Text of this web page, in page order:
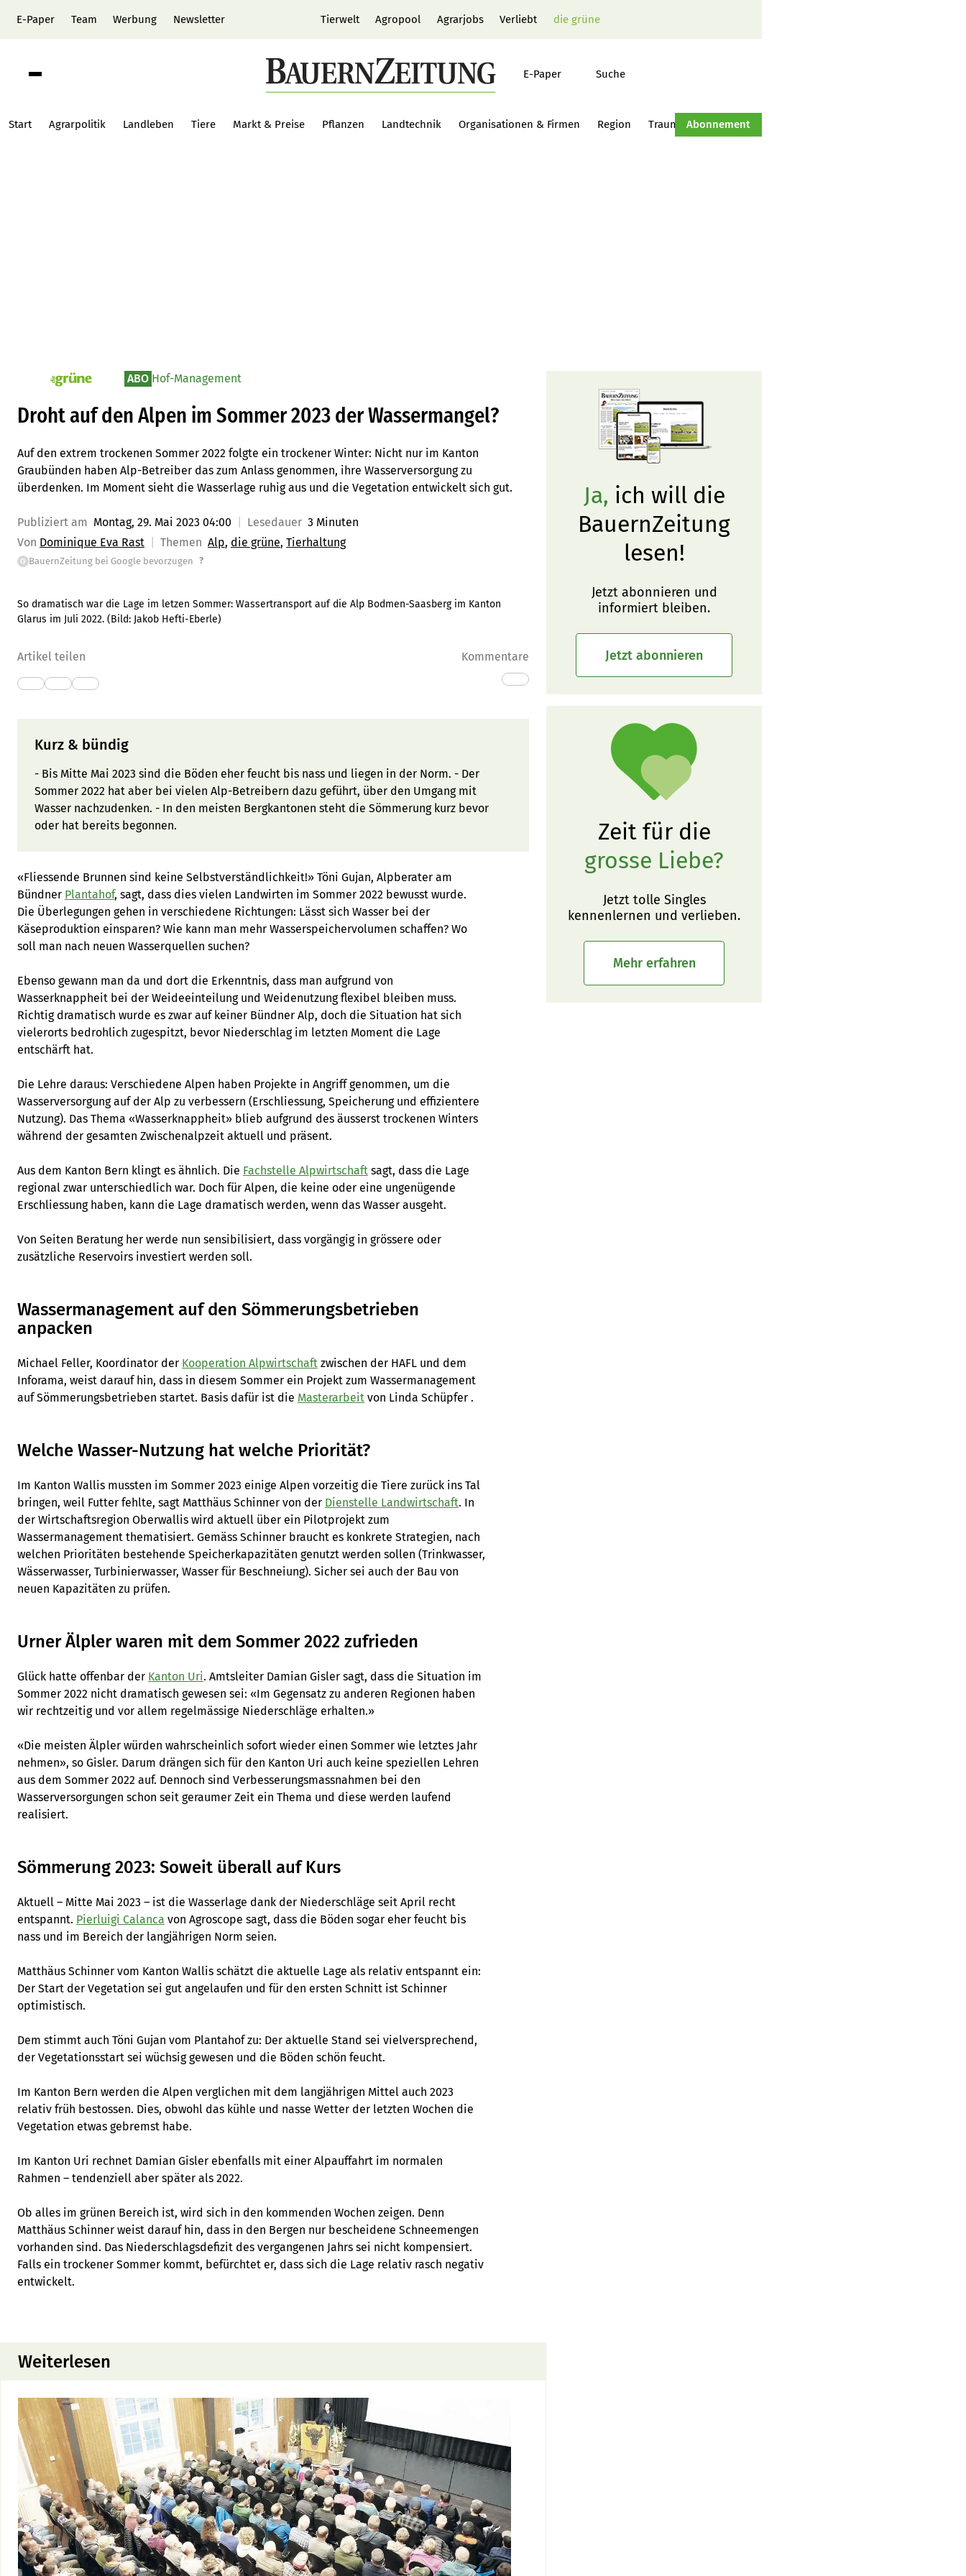
E-Paper Team Werbung Newsletter Tierwelt Agropool Agrarjobs Verliebt die grüne
E-Paper Suche
Start Agrarpolitik Landleben Tiere Markt & Preise Pflanzen Landtechnik Organisationen & Firmen Region Traumtraktor Hof-Management
Abonnement
pv_die-grune-online ABO Hof-Management
Droht auf den Alpen im Sommer 2023 der Wassermangel?
Auf den extrem trockenen Sommer 2022 folgte ein trockener Winter: Nicht nur im Kanton
Graubünden haben Alp-Betreiber das zum Anlass genommen, ihre Wasserversorgung zu
überdenken. Im Moment sieht die Wasserlage ruhig aus und die Vegetation entwickelt sich gut.
Publiziert am Montag, 29. Mai 2023 04:00 Lesedauer 3 Minuten
Von Dominique Eva Rast Themen Alp die grüne Tierhaltung
G BauernZeitung bei Google bevorzugen ?
So dramatisch war die Lage im letzen Sommer: Wassertransport auf die Alp Bodmen-Saasberg im Kanton
Glarus im Juli 2022. (Bild: Jakob Hefti-Eberle)
Artikel teilen Kommentare
Kurz & bündig
- Bis Mitte Mai 2023 sind die Böden eher feucht bis nass und liegen in der Norm. - Der
Sommer 2022 hat aber bei vielen Alp-Betreibern dazu geführt, über den Umgang mit
Wasser nachzudenken. - In den meisten Bergkantonen steht die Sömmerung kurz bevor
oder hat bereits begonnen.
«Fliessende Brunnen sind keine Selbstverständlichkeit!» Töni Gujan, Alpberater am
Bündner Plantahof, sagt, dass dies vielen Landwirten im Sommer 2022 bewusst wurde.
Die Überlegungen gehen in verschiedene Richtungen: Lässt sich Wasser bei der
Käseproduktion einsparen? Wie kann man mehr Wasserspeichervolumen schaffen? Wo
soll man nach neuen Wasserquellen suchen?
Ebenso gewann man da und dort die Erkenntnis, dass man aufgrund von
Wasserknappheit bei der Weideeinteilung und Weidenutzung flexibel bleiben muss.
Richtig dramatisch wurde es zwar auf keiner Bündner Alp, doch die Situation hat sich
vielerorts bedrohlich zugespitzt, bevor Niederschlag im letzten Moment die Lage
entschärft hat.
Die Lehre daraus: Verschiedene Alpen haben Projekte in Angriff genommen, um die
Wasserversorgung auf der Alp zu verbessern (Erschliessung, Speicherung und effizientere
Nutzung). Das Thema «Wasserknappheit» blieb aufgrund des äusserst trockenen Winters
während der gesamten Zwischenalpzeit aktuell und präsent.
Aus dem Kanton Bern klingt es ähnlich. Die Fachstelle Alpwirtschaft sagt, dass die Lage
regional zwar unterschiedlich war. Doch für Alpen, die keine oder eine ungenügende
Erschliessung haben, kann die Lage dramatisch werden, wenn das Wasser ausgeht.
Von Seiten Beratung her werde nun sensibilisiert, dass vorgängig in grössere oder
zusätzliche Reservoirs investiert werden soll.
Wassermanagement auf den Sömmerungsbetrieben
anpacken
Michael Feller, Koordinator der Kooperation Alpwirtschaft zwischen der HAFL und dem
Inforama, weist darauf hin, dass in diesem Sommer ein Projekt zum Wassermanagement
auf Sömmerungsbetrieben startet. Basis dafür ist die Masterarbeit von Linda Schüpfer .
Welche Wasser-Nutzung hat welche Priorität?
Im Kanton Wallis mussten im Sommer 2023 einige Alpen vorzeitig die Tiere zurück ins Tal
bringen, weil Futter fehlte, sagt Matthäus Schinner von der Dienstelle Landwirtschaft. In
der Wirtschaftsregion Oberwallis wird aktuell über ein Pilotprojekt zum
Wassermanagement thematisiert. Gemäss Schinner braucht es konkrete Strategien, nach
welchen Prioritäten bestehende Speicherkapazitäten genutzt werden sollen (Trinkwasser,
Wässerwasser, Turbinierwasser, Wasser für Beschneiung). Sicher sei auch der Bau von
neuen Kapazitäten zu prüfen.
Urner Älpler waren mit dem Sommer 2022 zufrieden
Glück hatte offenbar der Kanton Uri. Amtsleiter Damian Gisler sagt, dass die Situation im
Sommer 2022 nicht dramatisch gewesen sei: «Im Gegensatz zu anderen Regionen haben
wir rechtzeitig und vor allem regelmässige Niederschläge erhalten.»
«Die meisten Älpler würden wahrscheinlich sofort wieder einen Sommer wie letztes Jahr
nehmen», so Gisler. Darum drängen sich für den Kanton Uri auch keine speziellen Lehren
aus dem Sommer 2022 auf. Dennoch sind Verbesserungsmassnahmen bei den
Wasserversorgungen schon seit geraumer Zeit ein Thema und diese werden laufend
realisiert.
Sömmerung 2023: Soweit überall auf Kurs
Aktuell – Mitte Mai 2023 – ist die Wasserlage dank der Niederschläge seit April recht
entspannt. Pierluigi Calanca von Agroscope sagt, dass die Böden sogar eher feucht bis
nass und im Bereich der langjährigen Norm seien.
Matthäus Schinner vom Kanton Wallis schätzt die aktuelle Lage als relativ entspannt ein:
Der Start der Vegetation sei gut angelaufen und für den ersten Schnitt ist Schinner
optimistisch.
Dem stimmt auch Töni Gujan vom Plantahof zu: Der aktuelle Stand sei vielversprechend,
der Vegetationsstart sei wüchsig gewesen und die Böden schön feucht.
Im Kanton Bern werden die Alpen verglichen mit dem langjährigen Mittel auch 2023
relativ früh bestossen. Dies, obwohl das kühle und nasse Wetter der letzten Wochen die
Vegetation etwas gebremst habe.
Im Kanton Uri rechnet Damian Gisler ebenfalls mit einer Alpauffahrt im normalen
Rahmen – tendenziell aber später als 2022.
Ob alles im grünen Bereich ist, wird sich in den kommenden Wochen zeigen. Denn
Matthäus Schinner weist darauf hin, dass in den Bergen nur bescheidene Schneemengen
vorhanden sind. Das Niederschlagsdefizit des vergangenen Jahrs sei nicht kompensiert.
Falls ein trockener Sommer kommt, befürchtet er, dass sich die Lage relativ rasch negativ
entwickelt.
Weiterlesen
Ja, ich will die
BauernZeitung
lesen!
Jetzt abonnieren und
informiert bleiben.
Jetzt abonnieren
Zeit für die
grosse Liebe?
Jetzt tolle Singles
kennenlernen und verlieben.
Mehr erfahren